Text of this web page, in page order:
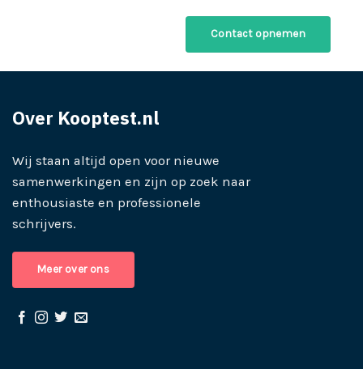
Contact opnemen
Over Kooptest.nl
Wij staan altijd open voor nieuwe
samenwerkingen en zijn op zoek naar
enthousiaste en professionele
schrijvers.
Meer over ons